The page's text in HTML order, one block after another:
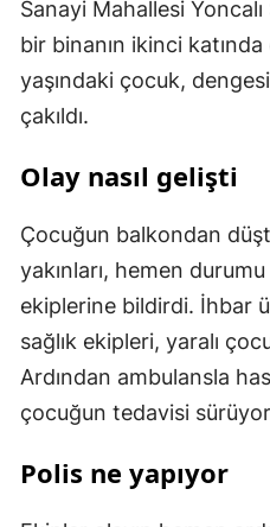
Sanayi Mahallesi
bir binanın ikinci
yaşındaki çocuk,
çakıldı.
Olay nasıl gelişti
Çocuğun balkondan
yakınları, hemen
ekiplerine bildirdi. İhbar
sağlık ekipleri, yaralı
Ardından ambulansla
çocuğun tedavisi
Polis ne yapıyor